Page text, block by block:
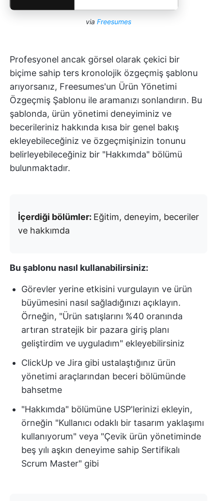
via Freesumes
Profesyonel ancak görsel olarak çekici bir
biçime sahip ters kronolojik özgeçmiş şablonu
arıyorsanız, Freesumes'un Ürün Yönetimi
Özgeçmiş Şablonu ile aramanızı sonlandırın. Bu
şablonda, ürün yönetimi deneyiminiz ve
becerileriniz hakkında kısa bir genel bakış
ekleyebileceğiniz ve özgeçmişinizin tonunu
belirleyebileceğiniz bir "Hakkımda" bölümü
bulunmaktadır.
İçerdiği bölümler: Eğitim, deneyim, beceriler
ve hakkımda
Bu şablonu nasıl kullanabilirsiniz:
Görevler yerine etkisini vurgulayın ve ürün
büyümesini nasıl sağladığınızı açıklayın.
Örneğin, "Ürün satışlarını %40 oranında
artıran stratejik bir pazara giriş planı
geliştirdim ve uyguladım" ekleyebilirsiniz
ClickUp ve Jira gibi ustalaştığınız ürün
yönetimi araçlarından beceri bölümünde
bahsetme
"Hakkımda" bölümüne USP'lerinizi ekleyin,
örneğin "Kullanıcı odaklı bir tasarım yaklaşımı
kullanıyorum" veya "Çevik ürün yönetiminde
beş yılı aşkın deneyime sahip Sertifikalı
Scrum Master" gibi